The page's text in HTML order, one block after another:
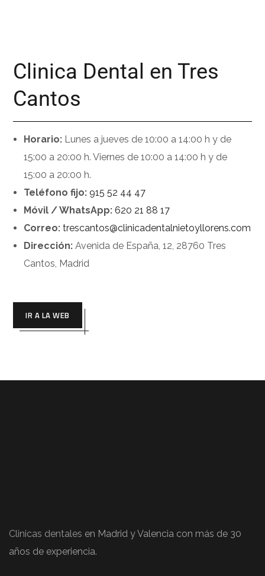
Clinica Dental en Tres
Cantos
Horario: Lunes a jueves de 10:00 a 14:00 h y de
15:00 a 20:00 h. Viernes de 10:00 a 14:00 h y de
15:00 a 20:00 h.
Teléfono fijo: 915 52 44 47
Móvil / WhatsApp: 620 21 88 17
Correo: trescantos@clinicadentalnietoyllorens.com
Dirección: Avenida de España, 12, 28760 Tres
Cantos, Madrid
IR A LA WEB
Clinicas dentales en Madrid y Valencia con más de 30
años de experiencia.